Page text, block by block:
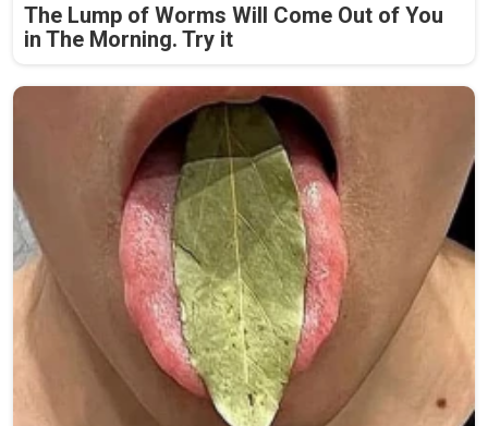
The Lump of Worms Will Come Out of You
in The Morning. Try it